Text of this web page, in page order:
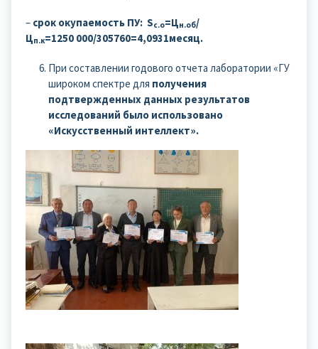
– срок окупаемость ПУ: Sс.о=Цн.об/
Цп.к=1250 000/305760=4,0931месяц.
При составлении годового отчета лаборатории «ГУ
широком спектре для получения
подтвержденных данных результатов
исследований было использовано
«Искусственный интеллект».